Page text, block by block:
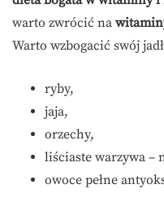
warto zwrócić na
Warto wzbogacić swój
ryby,
jaja,
orzechy,
liściaste warzywa –
owoce pełne